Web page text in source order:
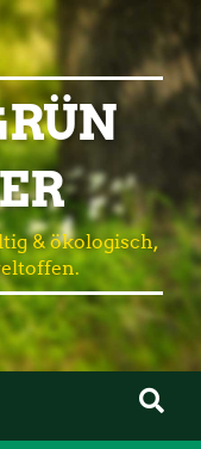
& ökologisch,